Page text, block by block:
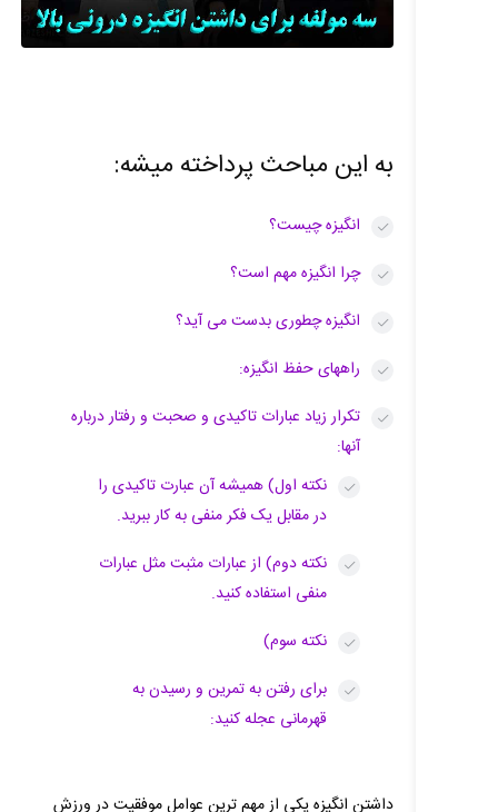
به این مباحث پرداخته میشه:
انگیزه چیست؟
چرا انگیزه مهم است؟
انگیزه چطوری بدست می آید؟
راههای حفظ انگیزه:
تکرار زیاد عبارات تاکیدی و صحبت و رفتار درباره
آنها:
نکته اول) همیشه آن عبارت تاکیدی را
در مقابل یک فکر منفی به کار ببرید.
نکته دوم) از عبارات مثبت مثل عبارات
منفی استفاده کنید.
نکته سوم)
برای رفتن به تمرین و رسیدن به
قهرمانی عجله کنید:
داشتن انگیزه یکی از مهم ترین عوامل موفقیت در ورزش